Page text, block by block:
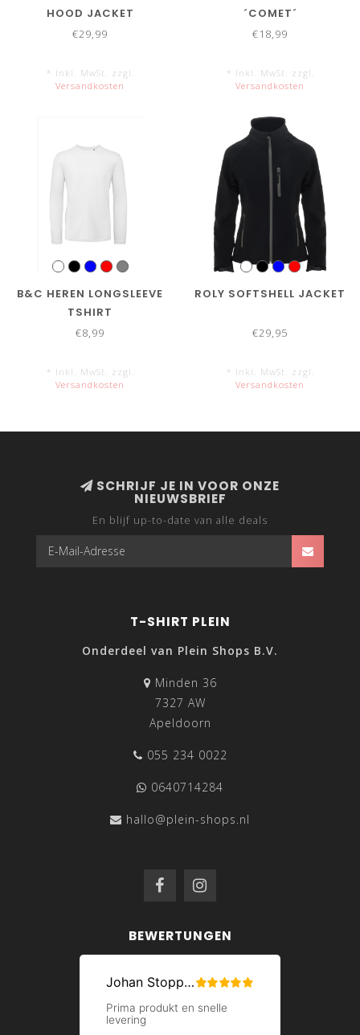
HOOD JACKET
€29,99
* Inkl. MwSt. zzgl.
Versandkosten
´COMET´
€18,99
* Inkl. MwSt. zzgl.
Versandkosten
B&C HEREN LONGSLEEVE
TSHIRT
€8,99
* Inkl. MwSt. zzgl.
Versandkosten
ROLY SOFTSHELL JACKET
€29,95
* Inkl. MwSt. zzgl.
Versandkosten
SCHRIJF JE IN VOOR ONZE
NIEUWSBRIEF
En blijf up-to-date van alle deals
T-SHIRT PLEIN
Onderdeel van Plein Shops B.V.
Minden 36
7327 AW
Apeldoorn
055 234 0022
0640714284
hallo@plein-shops.nl
BEWERTUNGEN